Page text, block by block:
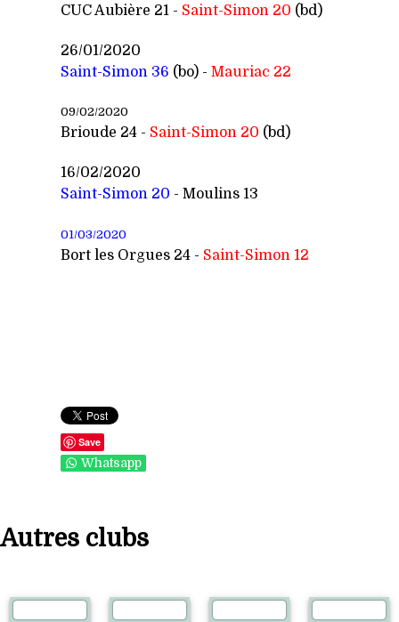
CUC Aubière 21 - Saint-Simon 20 (bd)
26/01/2020
Saint-Simon 36 (bo) - Mauriac 22
09/02/2020
Brioude 24 - Saint-Simon 20 (bd)
16/02/2020
Saint-Simon 20 - Moulins 13
01/03/2020
Bort les Orgues 24 - Saint-Simon 12
Save
Whatsapp
Autres clubs